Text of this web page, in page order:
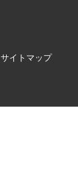
サイトマップ